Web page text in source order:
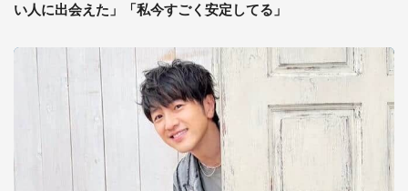
い人に出会えた」「私今すごく安定してる」